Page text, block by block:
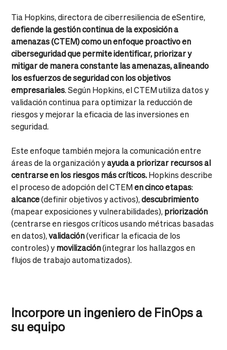
Tia Hopkins, directora de ciberresiliencia de eSentire,
defiende la gestión continua de la exposición a
amenazas (CTEM) como un enfoque proactivo en
ciberseguridad que permite identificar, priorizar y
mitigar de manera constante las amenazas, alineando
los esfuerzos de seguridad con los objetivos
empresariales. Según Hopkins, el CTEM utiliza datos y
validación continua para optimizar la reducción de
riesgos y mejorar la eficacia de las inversiones en
seguridad.
Este enfoque también mejora la comunicación entre
áreas de la organización yayuda a priorizar recursos al
centrarse en los riesgos más críticos.Hopkins describe
el proceso de adopción del CTEMen cinco etapas:
alcance(definir objetivos y activos),descubrimiento
(mapear exposiciones y vulnerabilidades),priorización
(centrarse en riesgos críticos usando métricas basadas
en datos),validación(verificar la eficacia de los
controles) ymovilización(integrar los hallazgos en
flujos de trabajo automatizados).
Incorpore un ingeniero de FinOps a
su equipo